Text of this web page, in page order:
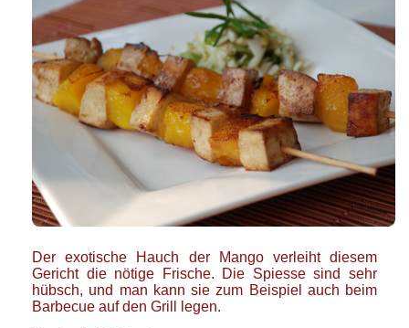
Der exotische Hauch der Mango verleiht diesem
Gericht die nötige Frische. Die Spiesse sind sehr
hübsch, und man kann sie zum Beispiel auch beim
Barbecue auf den Grill legen.